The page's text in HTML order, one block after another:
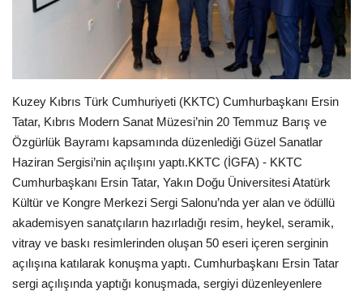
İş & Ekonomi
Videolar
Firma Rehberi
Pazaryeri
Kültür - Sanat
Kuzey Kıbrıs Türk Cumhuriyeti (KKTC) Cumhurbaşkanı Ersin
Tatar, Kıbrıs Modern Sanat Müzesi’nin 20 Temmuz Barış ve
Özgürlük Bayramı kapsamında düzenlediği Güzel Sanatlar
Haziran Sergisi’nin açılışını yaptı.KKTC (İGFA) - KKTC
Cumhurbaşkanı Ersin Tatar, Yakın Doğu Üniversitesi Atatürk
Kültür ve Kongre Merkezi Sergi Salonu’nda yer alan ve ödüllü
akademisyen sanatçıların hazırladığı resim, heykel, seramik,
vitray ve baskı resimlerinden oluşan 50 eseri içeren serginin
açılışına katılarak konuşma yaptı. Cumhurbaşkanı Ersin Tatar
sergi açılışında yaptığı konuşmada, sergiyi düzenleyenlere